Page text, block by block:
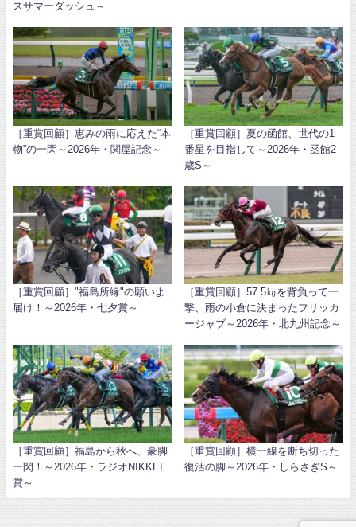
スサマーダッシュ～
［重賞回顧］恵みの雨に応えた“本
物”の一閃～2026年・関屋記念～
［重賞回顧］夏の函館、世代の1
番星を目指して～2026年・函館2
歳S～
［重賞回顧］"福島所縁"の願いよ
届け！～2026年・七夕賞～
［重賞回顧］57.5㎏を背負って一
撃、雨の小倉に決まったフリッカ
ージャブ～2026年・北九州記念～
［重賞回顧］福島から秋へ、豪脚
一閃！～2026年・ラジオNIKKEI
賞～
［重賞回顧］横一線を断ち切った
復活の脚～2026年・しらさぎS～